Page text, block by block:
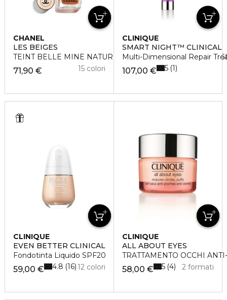
CHANEL
LES BEIGES
TEINT BELLE MINE NATURELLE HYDRATATION ET
71,90 € 15 colori
CLINIQUE
SMART NIGHT™ CLINICAL
Multi-Dimensional Repair
107,00 € 5 1
CLINIQUE
EVEN BETTER CLINICAL
Fondotinta Liquido SPF20
59,00 € 12 colori
4.8 16
CLINIQUE
ALL ABOUT EYES
TRATTAMENTO OCCHI
58,00 € 2 formati
5 4